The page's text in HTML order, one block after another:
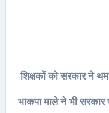
शिक्षकों को सरकार ने
भाकपा माले ने भी सरकार